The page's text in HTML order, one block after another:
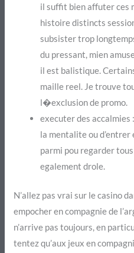
il suffit bien affuter ces
histoire distincts
subsister trop
du pressant, mien
il est balistique.
maille reel. Je trouve
l�exclusion de promo.
executer des accalmies
la mentalite ou
parmi pou regarder
egalement drole.
N’allez pas vrai sur le casino
empocher en compagnie de
n’arrive pas toujours, en
tentez qu’aux jeux en